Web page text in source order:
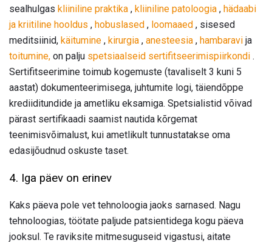
sealhulgas kliiniline praktika , kliiniline patoloogia , hädaabi
ja kriitiline hooldus , hobuslased , loomaaed , sisesed
meditsiinid, käitumine , kirurgia , anesteesia , hambaravi ja
toitumine, on palju spetsiaalseid sertifitseerimispiirkondi .
Sertifitseerimine toimub kogemuste (tavaliselt 3 kuni 5
aastat) dokumenteerimisega, juhtumite logi, täiendõppe
krediiditundide ja ametliku eksamiga. Spetsialistid võivad
pärast sertifikaadi saamist nautida kõrgemat
teenimisvõimalust, kui ametlikult tunnustatakse oma
edasijõudnud oskuste taset.
4. Iga päev on erinev
Kaks päeva pole vet tehnoloogia jaoks sarnased. Nagu
tehnoloogias, töötate paljude patsientidega kogu päeva
jooksul. Te raviksite mitmesuguseid vigastusi, aitate